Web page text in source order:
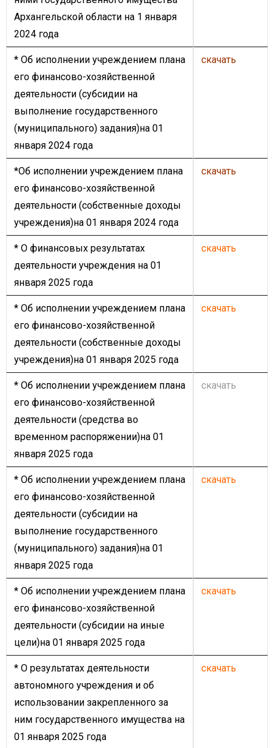
Архангельской области на 1 января
2024 года
* Об исполнении учреждением плана
его финансово-хозяйственной
деятельности (субсидии на
выполнение государственного
(муниципального) задания)на 01
января 2024 года
скачать
*Об исполнении учреждением плана
его финансово-хозяйственной
деятельности (собственные доходы
учреждения)на 01 января 2024 года
скачать
* О финансовых результатах
деятельности учреждения на 01
января 2025 года
скачать
* Об исполнении учреждением плана
его финансово-хозяйственной
деятельности (собственные доходы
учреждения)на 01 января 2025 года
скачать
* Об исполнении учреждением плана
его финансово-хозяйственной
деятельности (средства во
временном распоряжении)на 01
января 2025 года
скачать
* Об исполнении учреждением плана
его финансово-хозяйственной
деятельности (субсидии на
выполнение государственного
(муниципального) задания)на 01
января 2025 года
скачать
* Об исполнении учреждением плана
его финансово-хозяйственной
деятельности (субсидии на иные
цели)на 01 января 2025 года
скачать
* О результатах деятельности
автономного учреждения и об
использовании закрепленного за
ним государственного имущества на
01 января 2025 года
скачать